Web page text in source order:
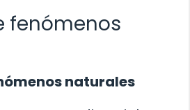
fenómenos
naturales